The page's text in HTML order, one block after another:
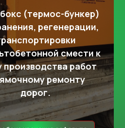
(термос-бункер)
регенерации,
смести к
производства работ
ремонту
дорог.